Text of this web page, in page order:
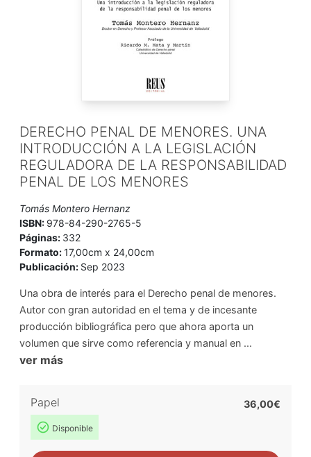
DERECHO PENAL DE MENORES. UNA
INTRODUCCIÓN A LA LEGISLACIÓN
REGULADORA DE LA RESPONSABILIDAD
PENAL DE LOS MENORES
Tomás Montero Hernanz
ISBN: 978-84-290-2765-5
Páginas: 332
Formato:17,00cm x 24,00cm
Publicación: Sep 2023
Una obra de interés para el Derecho penal de menores.
Autor con gran autoridad en el tema y de incesante
producción bibliográfica pero que ahora aporta un
volumen que sirve como referencia y manual en ...
ver más
Papel
Disponible
36,00€